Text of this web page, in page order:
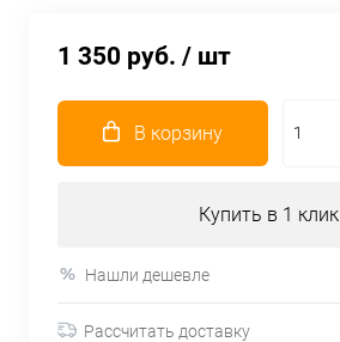
1 350 руб. / шт
В корзину
Купить в 1 клик
Нашли дешевле
Рассчитать доставку